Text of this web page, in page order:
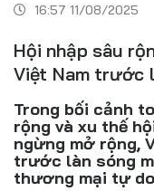
Đời sống
Thị trường
Đồ uống
Pháp luật
16:57 11/08/2025
Hội nhập sâu
Việt Nam trước
Trong bối cảnh
rộng và xu thế
ngừng mở rộng,
trước làn sóng
thương mại tự do